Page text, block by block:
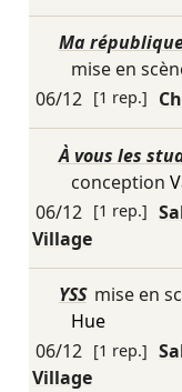
Ma
mise en
06/12 [1 rep.]
À vous les
conception
06/12 [1 rep.]
Village
YSS mise en
Hue
06/12 [1 rep.]
Village